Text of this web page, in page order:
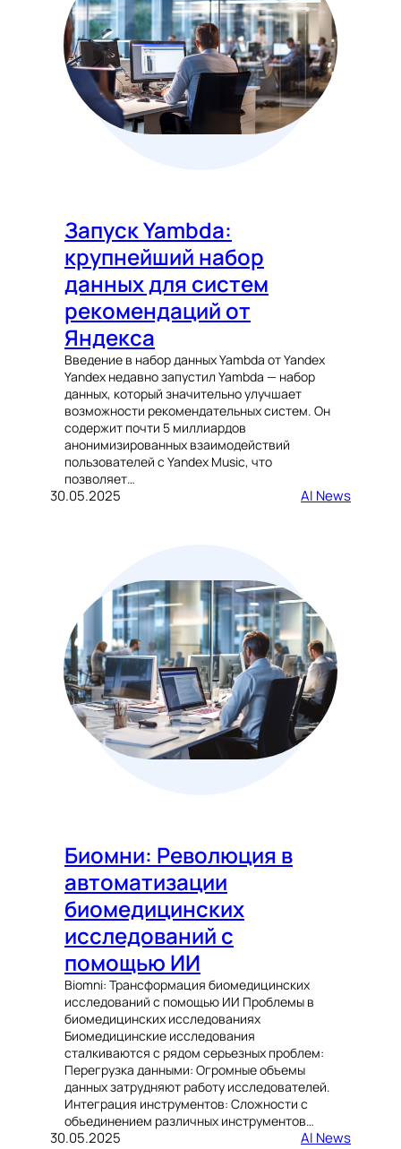
Запуск Yambda:
крупнейший набор
данных для систем
рекомендаций от
Яндекса
Введение в набор данных Yambda от Yandex
Yandex недавно запустил Yambda — набор
данных, который значительно улучшает
возможности рекомендательных систем. Он
содержит почти 5 миллиардов
анонимизированных взаимодействий
пользователей с Yandex Music, что
позволяет…
30.05.2025 AI News
Биомни: Революция в
автоматизации
биомедицинских
исследований с
помощью ИИ
Biomni: Трансформация биомедицинских
исследований с помощью ИИ Проблемы в
биомедицинских исследованиях
Биомедицинские исследования
сталкиваются с рядом серьезных проблем:
Перегрузка данными: Огромные объемы
данных затрудняют работу исследователей.
Интеграция инструментов: Сложности с
объединением различных инструментов…
30.05.2025 AI News